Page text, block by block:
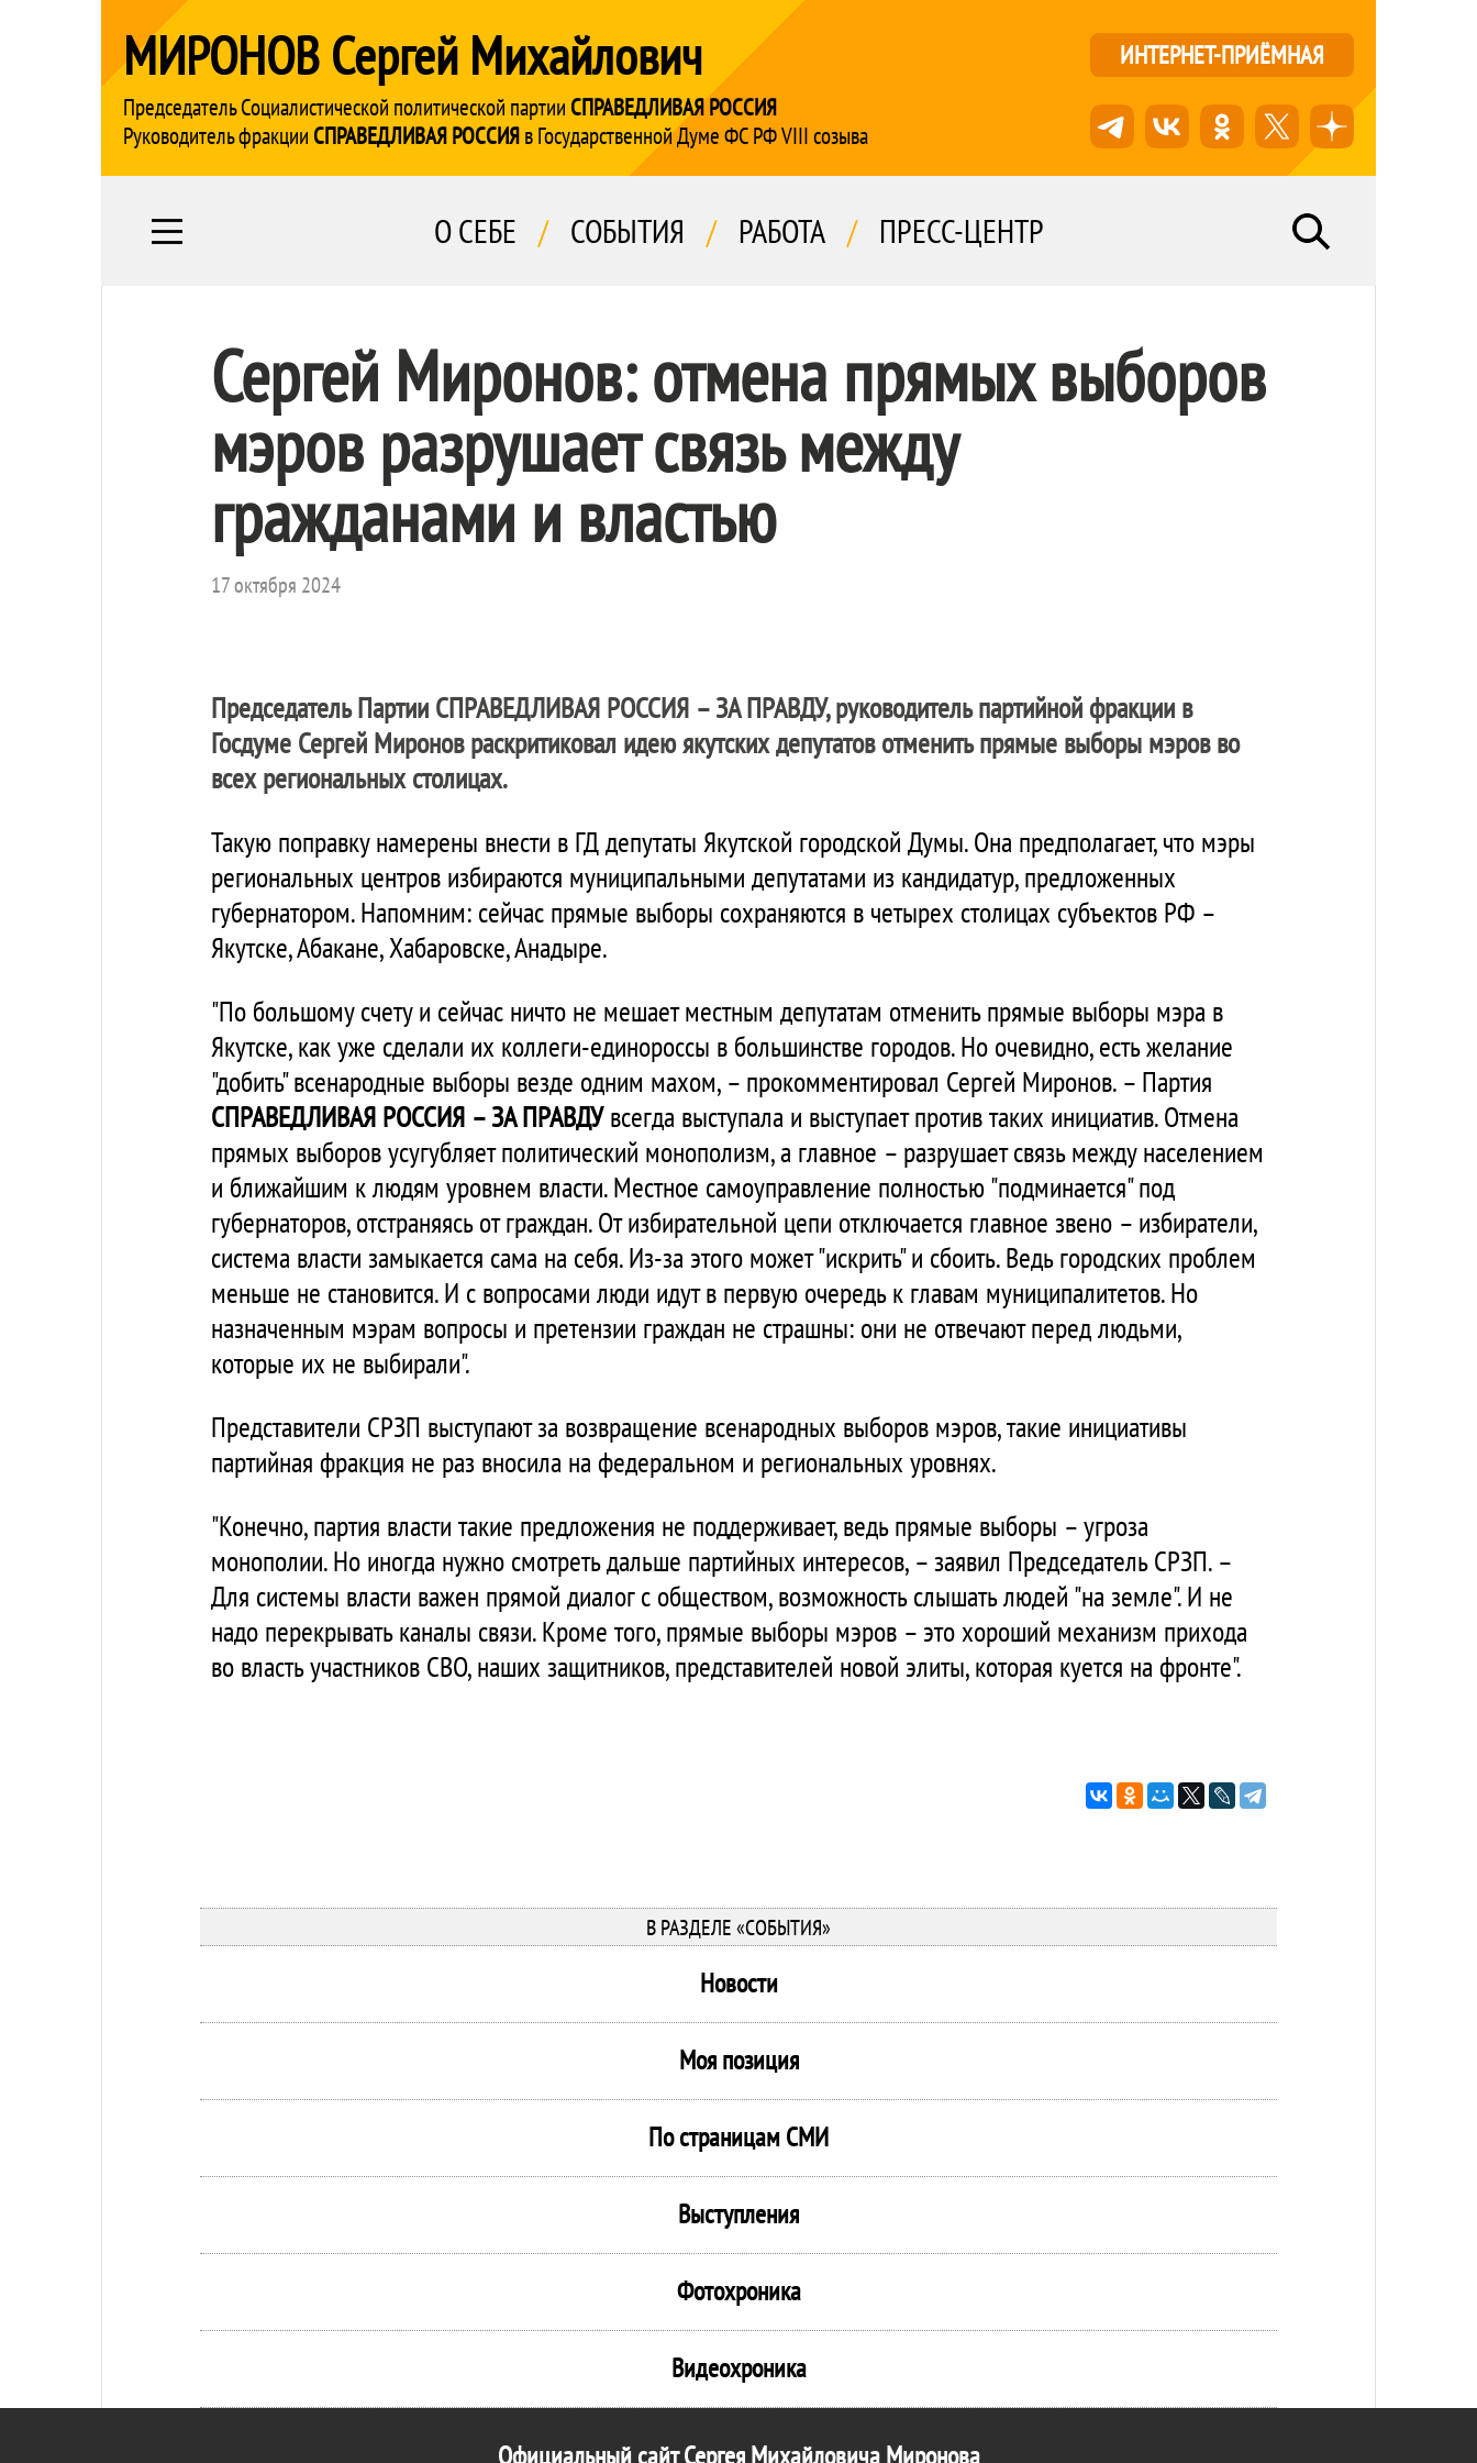
МИРОНОВ Сергей Михайлович
Председатель Социалистической политической партии СПРАВЕДЛИВАЯ РОССИЯ
Руководитель фракции СПРАВЕДЛИВАЯ РОССИЯв Государственной Думе ФС РФ VIII созыва
ИНТЕРНЕТ-ПРИЁМНАЯ
О СЕБЕ / СОБЫТИЯ / РАБОТА / ПРЕСС-ЦЕНТР
Сергей Миронов: отмена прямых выборов
мэров разрушает связь между
гражданами и властью
17 октября 2024
Председатель Партии СПРАВЕДЛИВАЯ РОССИЯ – ЗА ПРАВДУ, руководитель партийной фракции в
Госдуме Сергей Миронов раскритиковал идею якутских депутатов отменить прямые выборы мэров во
всех региональных столицах.
Такую поправку намерены внести в ГД депутаты Якутской городской Думы. Она предполагает, что мэры
региональных центров избираются муниципальными депутатами из кандидатур, предложенных
губернатором. Напомним: сейчас прямые выборы сохраняются в четырех столицах субъектов РФ –
Якутске, Абакане, Хабаровске, Анадыре.
"По большому счету и сейчас ничто не мешает местным депутатам отменить прямые выборы мэра в
Якутске, как уже сделали их коллеги-единороссы в большинстве городов. Но очевидно, есть желание
"добить" всенародные выборы везде одним махом, – прокомментировал Сергей Миронов. – Партия
СПРАВЕДЛИВАЯ РОССИЯ – ЗА ПРАВДУвсегда выступала и выступает против таких инициатив. Отмена
прямых выборов усугубляет политический монополизм, а главное – разрушает связь между населением
и ближайшим к людям уровнем власти. Местное самоуправление полностью "подминается" под
губернаторов, отстраняясь от граждан. От избирательной цепи отключается главное звено – избиратели,
система власти замыкается сама на себя. Из-за этого может "искрить" и сбоить. Ведь городских проблем
меньше не становится. И с вопросами люди идут в первую очередь к главам муниципалитетов. Но
назначенным мэрам вопросы и претензии граждан не страшны: они не отвечают перед людьми,
которые их не выбирали".
Представители СРЗП выступают за возвращение всенародных выборов мэров, такие инициативы
партийная фракция не раз вносила на федеральном и региональных уровнях.
"Конечно, партия власти такие предложения не поддерживает, ведь прямые выборы – угроза
монополии. Но иногда нужно смотреть дальше партийных интересов, – заявил Председатель СРЗП. –
Для системы власти важен прямой диалог с обществом, возможность слышать людей "на земле". И не
надо перекрывать каналы связи. Кроме того, прямые выборы мэров – это хороший механизм прихода
во власть участников СВО, наших защитников, представителей новой элиты, которая куется на фронте".
В РАЗДЕЛЕ «СОБЫТИЯ»
Новости
Моя позиция
По страницам СМИ
Выступления
Фотохроника
Видеохроника
Официальный сайт Сергея Михайловича Миронова